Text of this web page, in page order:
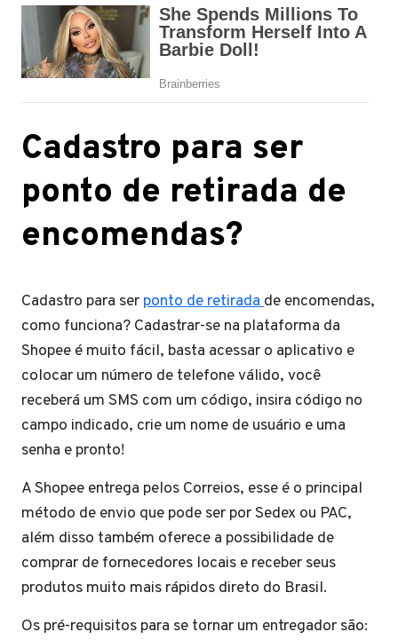
Cadastro para ser
ponto de retirada de
encomendas?
Cadastro para ser ponto de retiradade encomendas,
como funciona? Cadastrar-se na plataforma da
Shopee é muito fácil, basta acessar o aplicativo e
colocar um número de telefone válido, você
receberá um SMS com um código, insira código no
campo indicado, crie um nome de usuário e uma
senha e pronto!
A Shopee entrega pelos Correios, esse é o principal
método de envio que pode ser por Sedex ou PAC,
além disso também oferece a possibilidade de
comprar de fornecedores locais e receber seus
produtos muito mais rápidos direto do Brasil.
Os pré-requisitos para se tornar um entregador são: